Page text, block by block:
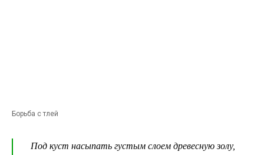
Борьба с тлей
Под куст насыпать густым слоем древесную золу,